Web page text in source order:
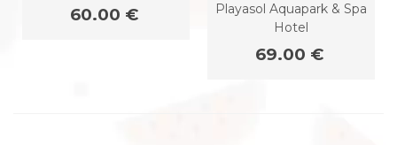
60.00 €
Playasol Aquapark & Spa
Hotel
69.00 €